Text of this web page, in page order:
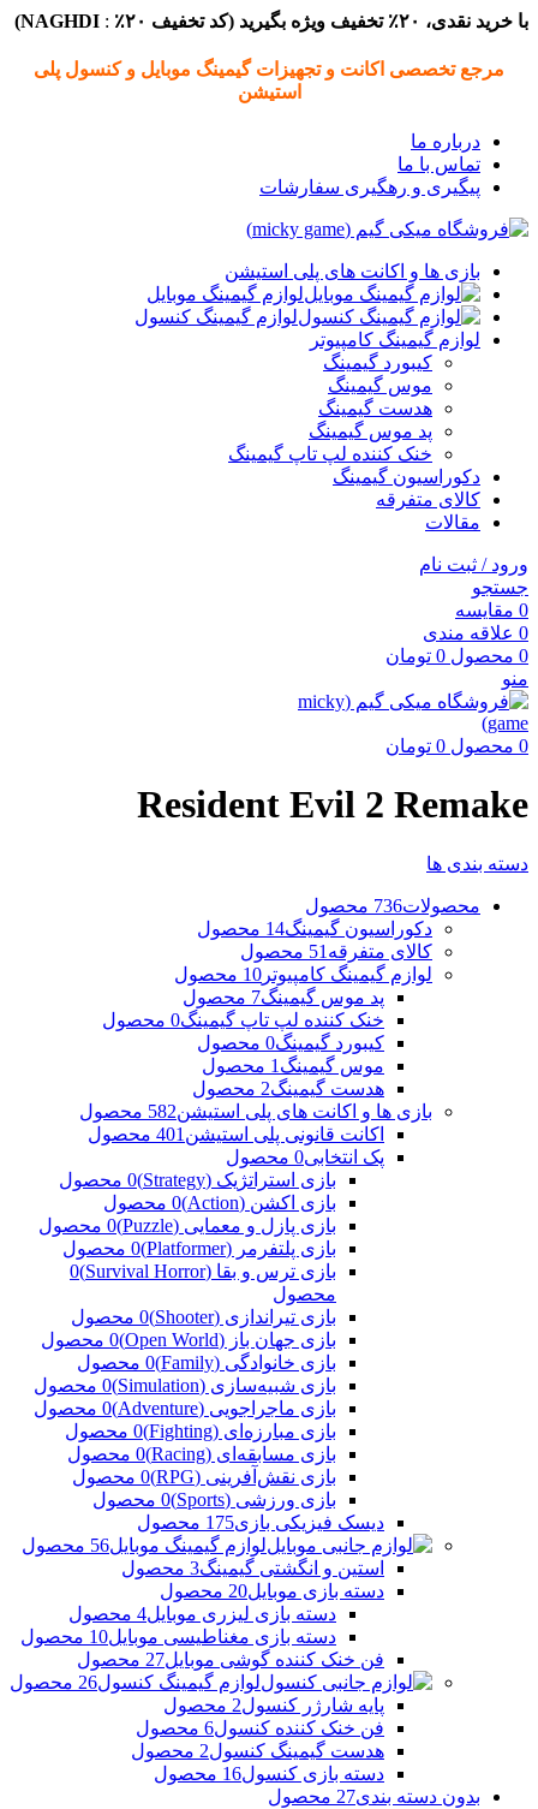
با خرید نقدی، ۲۰٪ تخفیف ویژه بگیرید ( کد تخفیف ۲۰٪ :
NAGHDI)
مرجع تخصصی اکانت و تجهیزات گیمینگ موبایل و کنسول پلی
استیشن
درباره ما
تماس با ما
پیگیری و رهگیری سفارشات
بازی ها و اکانت های پلی استیشن
لوازم گیمینگ موبایل
لوازم گیمینگ کنسول
لوازم گیمینگ کامپیوتر
کیبورد گیمینگ
موس گیمینگ
هدست گیمینگ
پد موس گیمینگ
خنک کننده لپ تاپ گیمینگ
دکوراسیون گیمینگ
کالای متفرقه
مقالات
ورود / ثبت نام
جستجو
0 مقایسه
0 علاقه مندی
0 محصول 0 تومان
منو
0 محصول 0 تومان
Resident Evil 2 Remake
دسته بندی ها
محصولات736 محصول
دکوراسیون گیمینگ14 محصول
کالای متفرقه51 محصول
لوازم گیمینگ کامپیوتر 10 محصول
پد موس گیمینگ7 محصول
خنک کننده لپ تاپ گیمینگ0 محصول
کیبورد گیمینگ0 محصول
موس گیمینگ1 محصول
هدست گیمینگ2 محصول
بازی ها و اکانت های پلی استیشن582 محصول
اکانت قانونی پلی استیشن401 محصول
پک انتخابی0 محصول
بازی استراتژیک (Strategy)
0 محصول
بازی اکشن (Action)
0 محصول
بازی پازل و معمایی (Puzzle)
0 محصول
بازی پلتفرمر (Platformer)
0 محصول
بازی ترس و بقا (Survival Horror)
0
محصول
بازی تیراندازی (Shooter)
0 محصول
بازی جهان باز (Open World)
0 محصول
بازی خانوادگی (Family)
0 محصول
بازی شبیه‌سازی (Simulation)
0 محصول
بازی ماجراجویی (Adventure)
0 محصول
بازی مبارزه‌ای (Fighting)
0 محصول
بازی مسابقه‌ای (Racing)
0 محصول
بازی نقش‌آفرینی (RPG)
0 محصول
بازی ورزشی (Sports)
0 محصول
دیسک فیزیکی بازی175 محصول
لوازم گیمینگ موبایل56 محصول
استین و انگشتی گیمینگ3 محصول
دسته بازی موبایل20 محصول
دسته بازی لیزری موبایل4 محصول
دسته بازی مغناطیسی موبایل10 محصول
فن خنک کننده گوشی موبایل27 محصول
لوازم گیمینگ کنسول26 محصول
پایه شارژر کنسول2 محصول
فن خنک کننده کنسول6 محصول
هدست گیمینگ کنسول2 محصول
دسته بازی کنسول16 محصول
بدون دسته بندی27 محصول